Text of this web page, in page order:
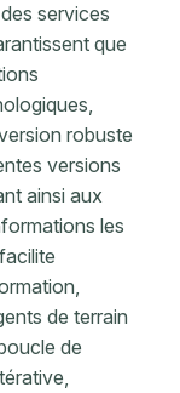
services
que
robuste
versions
ainsi aux
les
de terrain
de